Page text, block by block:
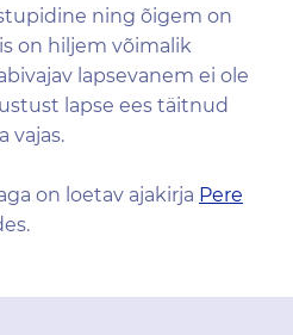
ning õigem on
on hiljem võimalik
lapsevanem ei ole
lapse ees täitnud
vajas.
on loetav ajakirja Pere